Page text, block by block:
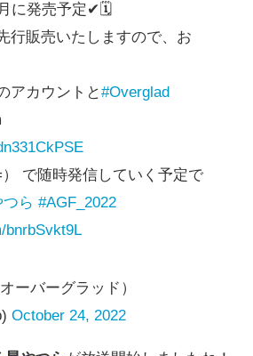
に発売予定✔🗓
行販売いたしますので、お
アカウントと#Overglad
） で随時発信していく予定で
ら #AGF_2022
bnrbSvkt9L
ーバーグラッド）
October 24, 2022